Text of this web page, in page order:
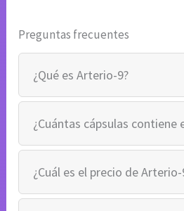
Preguntas frecuentes
¿Qué es Arterio-9?
¿Cuántas cápsulas contiene
¿Cuál es el precio de Arterio-